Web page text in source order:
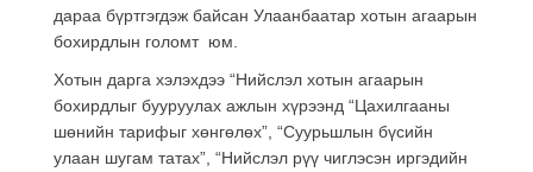
дараа бүртгэгдэж байсан Улаанбаатар хотын агаарын
бохирдлын голомт юм.
Хотын дарга хэлэхдээ “Нийслэл хотын агаарын
бохирдлыг бууруулах ажлын хүрээнд “Цахилгааны
шөнийн тарифыг хөнгөлөх”, “Суурьшлын бүсийн
улаан шугам татах”, “Нийслэл рүү чиглэсэн иргэдийн